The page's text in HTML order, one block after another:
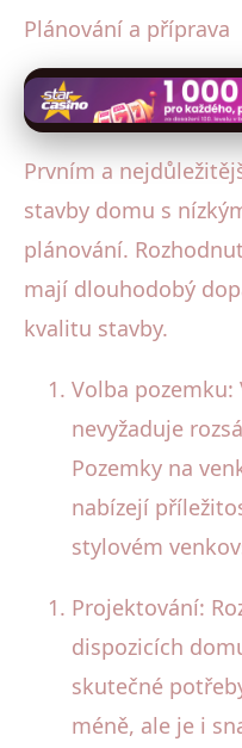
Plánování a příprava
Prvním a
stavby domu s
plánování.
mají dlouhodobý
kvalitu stavby.
Volba
nevyžaduje
Pozemky na
nabízejí
stylovém
Projektování:
dispozicích
skutečné
méně, ale je i